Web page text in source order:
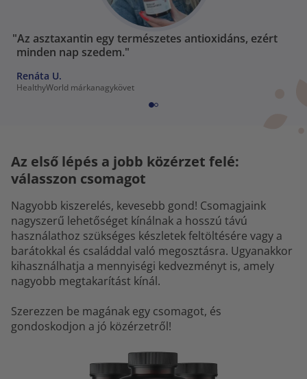
"Az asztaxantin egy természetes antioxidáns, ezért
minden nap szedem."
Renáta U.
HealthyWorld márkanagykövet
Az első lépés a jobb közérzet felé:
válasszon csomagot
Nagyobb kiszerelés, kevesebb gond! Csomagjaink
nagyszerű lehetőséget kínálnak a hosszú távú
használathoz szükséges készletek feltöltésére vagy a
barátokkal és családdal való megosztásra. Ugyanakkor
kihasználhatja a mennyiségi kedvezményt is, amely
nagyobb megtakarítást kínál.
Szerezzen be magának egy csomagot, és
gondoskodjon a jó közérzetről!